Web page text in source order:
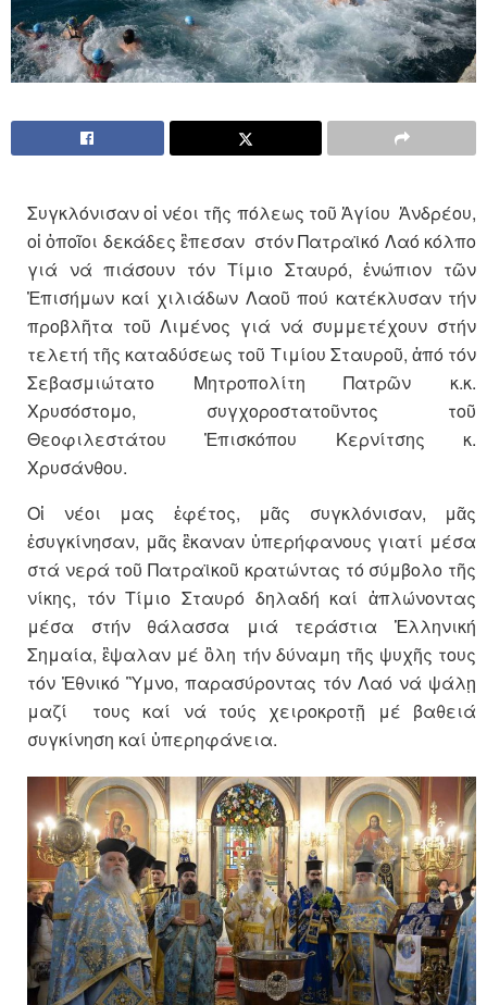
Συγκλόνισαν οἱ νέοι τῆς πόλεως τοῦ Ἁγίου Ἀνδρέου,
οἱ ὁποῖοι δεκάδες ἒπεσαν στόν Πατραϊκό Λαό κόλπο
γιά νά πιάσουν τόν Τίμιο Σταυρό, ἐνώπιον τῶν
Ἐπισήμων καί χιλιάδων Λαοῦ πού κατέκλυσαν τήν
προβλῆτα τοῦ Λιμένος γιά νά συμμετέχουν στήν
τελετή τῆς καταδύσεως τοῦ Τιμίου Σταυροῦ, ἀπό τόν
Σεβασμιώτατο Μητροπολίτη Πατρῶν κ.κ.
Χρυσόστομο, συγχοροστατοῦντος τοῦ
Θεοφιλεστάτου Ἐπισκόπου Κερνίτσης κ.
Χρυσάνθου.
Οἱ νέοι μας ἐφέτος, μᾶς συγκλόνισαν, μᾶς
ἐσυγκίνησαν, μᾶς ἒκαναν ὑπερήφανους γιατί μέσα
στά νερά τοῦ Πατραϊκοῦ κρατώντας τό σύμβολο τῆς
νίκης, τόν Τίμιο Σταυρό δηλαδή καί ἁπλώνοντας
μέσα στήν θάλασσα μιά τεράστια Ἑλληνική
Σημαία, ἒψαλαν μέ ὃλη τήν δύναμη τῆς ψυχῆς τους
τόν Ἐθνικό Ὓμνο, παρασύροντας τόν Λαό νά ψάλῃ
μαζί τους καί νά τούς χειροκροτῇ μέ βαθειά
συγκίνηση καί ὑπερηφάνεια.